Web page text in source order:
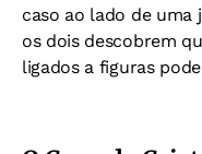
caso ao lado de
os dois descobrem
ligados a figuras